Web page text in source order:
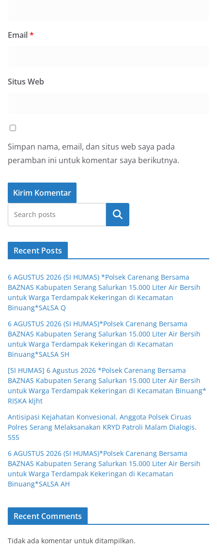
Email*
Situs Web
Simpan nama, email, dan situs web saya pada
peramban ini untuk komentar saya berikutnya.
Cari
Recent Posts
6 AGUSTUS 2026 (SI HUMAS) *Polsek Carenang Bersama
BAZNAS Kabupaten Serang Salurkan 15.000 Liter Air Bersih
untuk Warga Terdampak Kekeringan di Kecamatan
Binuang*SALSA Q
6 AGUSTUS 2026 (SI HUMAS)*Polsek Carenang Bersama
BAZNAS Kabupaten Serang Salurkan 15.000 Liter Air Bersih
untuk Warga Terdampak Kekeringan di Kecamatan
Binuang*SALSA SH
[SI HUMAS] 6 Agustus 2026 *Polsek Carenang Bersama
BAZNAS Kabupaten Serang Salurkan 15.000 Liter Air Bersih
untuk Warga Terdampak Kekeringan di Kecamatan Binuang*
RISKA kljht
Antisipasi Kejahatan Konvesional, Anggota Polsek Ciruas
Polres Serang Melaksanakan KRYD Patroli Malam Dialogis.
555
6 AGUSTUS 2026 (SI HUMAS)*Polsek Carenang Bersama
BAZNAS Kabupaten Serang Salurkan 15.000 Liter Air Bersih
untuk Warga Terdampak Kekeringan di Kecamatan
Binuang*SALSA AH
Recent Comments
Tidak ada komentar untuk ditampilkan.